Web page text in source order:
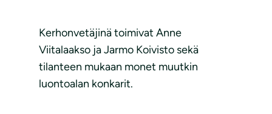
Kerhonvetäjinä toimivat Anne
Viitalaakso ja Jarmo Koivisto sekä
tilanteen mukaan monet muutkin
luontoalan konkarit.